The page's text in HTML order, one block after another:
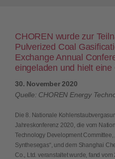
CHOREN wurde zur
Pulverized Coal
Exchange Annual
eingeladen und hielt eine
30. November 2020
Quelle: CHOREN Energy
Die 8. Nationale
Jahreskonferenz 2020, die vom
Technology Development Committee,
Synthesegas“, und dem Shanghai
Co., Ltd. veranstaltet wurde, fand